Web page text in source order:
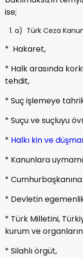
ise;
a) Türk Ceza
* Hakaret,
* Halk arasında
tehdit,
* Suç işlemeye
* Suçu ve suçluyu
* Halkı kin ve
* Kanunlara
*
* Devletin
* Türk Milletini,
kurum ve
* Silahlı örgüt,